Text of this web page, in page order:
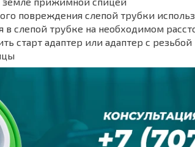
повреждения слепой трубки
в слепой трубке на необходимом
старт адаптер или адаптер с резьбой